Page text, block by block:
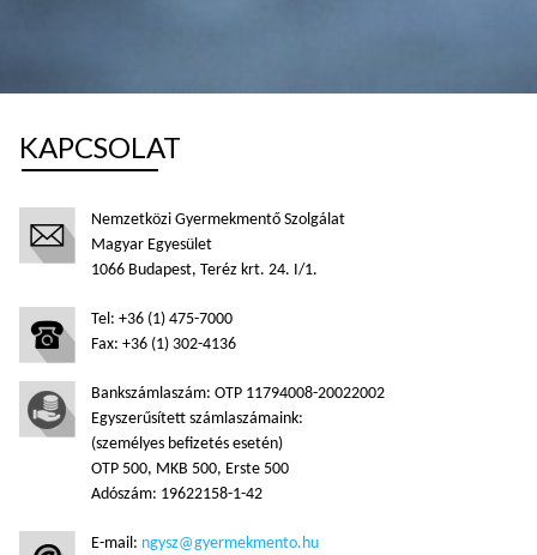
KAPCSOLAT
Nemzetközi Gyermekmentő Szolgálat
Magyar Egyesület
1066 Budapest, Teréz krt. 24. I/1.
Tel: +36 (1) 475-7000
Fax: +36 (1) 302-4136
Bankszámlaszám: OTP 11794008-20022002
Egyszerűsített számlaszámaink:
(személyes befizetés esetén)
OTP 500, MKB 500, Erste 500
Adószám: 19622158-1-42
E-mail: ngysz@gyermekmento.hu